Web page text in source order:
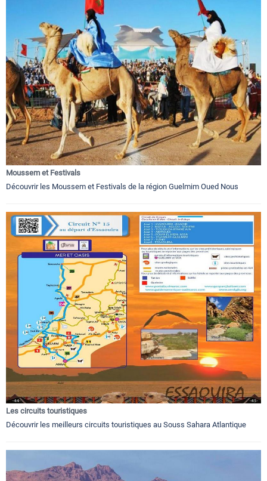
Moussem et Festivals
Découvrir les Moussem et Festivals de la région Guelmim Oued Nous
Les circuits touristiques
Découvrir les meilleurs circuits touristiques au Souss Sahara Atlantique